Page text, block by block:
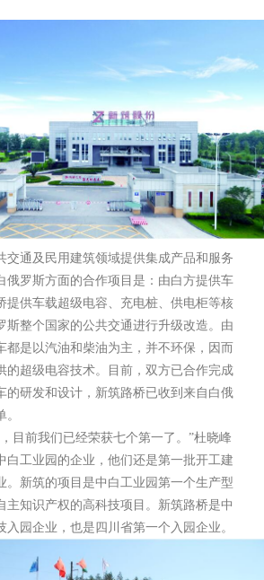
交通及民用建筑领域提供集成产品和服务
俄罗斯方面的合作项目是：由白方提供车
提供车载超级电容、充电桩、供电柜等核
斯整个国家的公共交通进行升级改造。由
都是以汽油和柴油为主，并不环保，因而
的超级电容技术。目前，双方已合作完成
的研发和设计，新筑路桥已收到来自白俄
目前我们已经荣获七个第一了。”杜晓峰
白工业园的企业，他们还是第一批开工建
。新筑的项目是中白工业园第一个生产型
主知识产权的高科技项目。新筑路桥是中
入园企业，也是四川省第一个入园企业。